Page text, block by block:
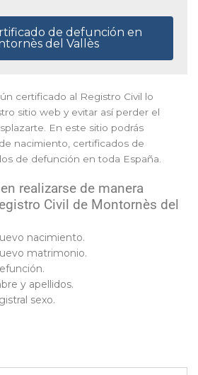
de defunción en
del Vallès
certificado al Registro Civil lo
sitio web y evitar así perder el
En este sitio podrás
nacimiento, certificados de
de defunción en toda España.
realizarse de manera
Civil de Montornès del
nacimiento.
matrimonio.
y apellidos.
sexo.